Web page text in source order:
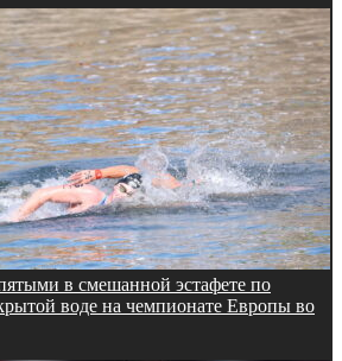
в смешанной эстафете по
воде на чемпионате Европы во